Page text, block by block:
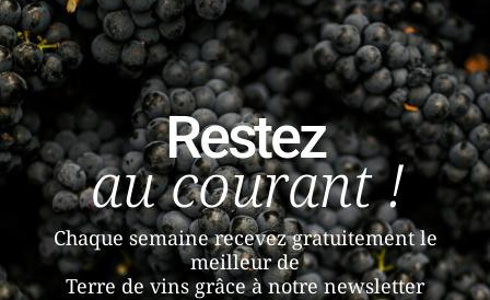
Restez
au courant !
Chaque semaine recevez gratuitement le
meilleur de
Terre de vins grâce à notre newsletter